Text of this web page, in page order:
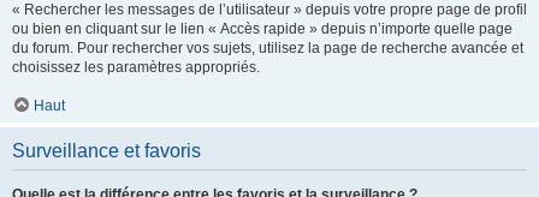
« Rechercher les messages de l’utilisateur » depuis votre propre page de profil
ou bien en cliquant sur le lien « Accès rapide » depuis n’importe quelle page
du forum. Pour rechercher vos sujets, utilisez la page de recherche avancée et
choisissez les paramètres appropriés.
Haut
Surveillance et favoris